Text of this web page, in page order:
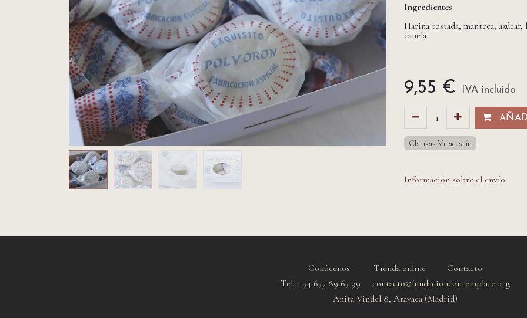
Ingredientes
Harina tostada, manteca,
canela.
9,55 € IVA incluido
Clarisas Villacastín
Información sobre el envío
Conócenos Tienda online
Contacto
Tel. + 34 637 89 63 99 contacto@fundacioncontemplare.org
Anita Vindel 8, Aravaca (Madrid)